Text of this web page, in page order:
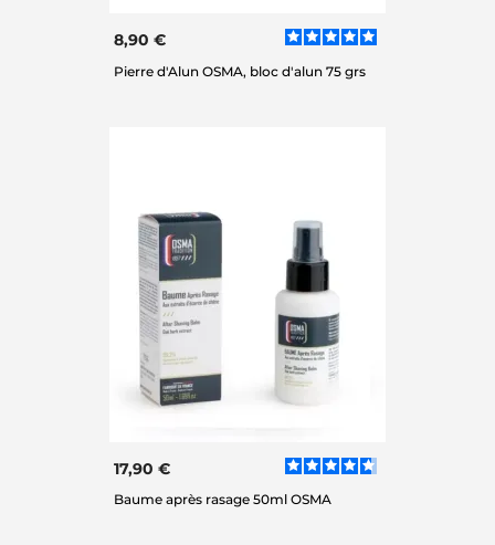
8,90 €
Pierre d'Alun OSMA, bloc d'alun 75 grs
17,90 €
Baume après rasage 50ml OSMA